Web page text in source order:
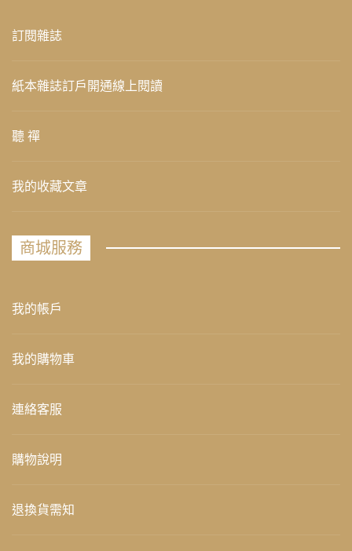
訂閱雜誌
紙本雜誌訂戶開通線上閱讀
聽 禪
我的收藏文章
商城服務
我的帳戶
我的購物車
連絡客服
購物說明
退換貨需知